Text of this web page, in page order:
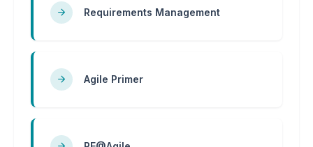
Requirements Management
Agile Primer